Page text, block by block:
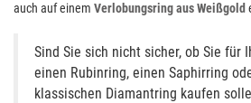
auch auf einem Verlobungsring aus Weißgold
Sind Sie sich nicht sicher, ob Sie für
einen Rubinring, einen Saphirring
klassischen Diamantring kaufen